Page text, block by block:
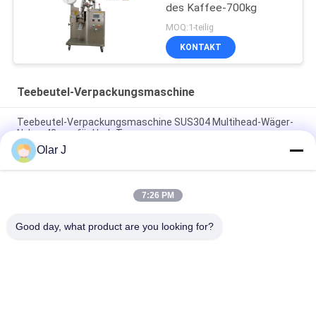
des Kaffee-700kg
MOQ:1-teilig
KONTAKT
Teebeutel-Verpackungsmaschine
Teebeutel-Verpackungsmaschine SUS304 Multihead-Wäger-
Nylon-48mm für Herb Tea
Ultraschallkaffee-Taschen-Verpackungsmaschine-
Tropfenfänger Nd C60 des dreieck-200cm
Automatische Teebeutel-Verpackungsmaschine-Pyramide
Olar J
7:26 PM
Good day, what product are you looking for?